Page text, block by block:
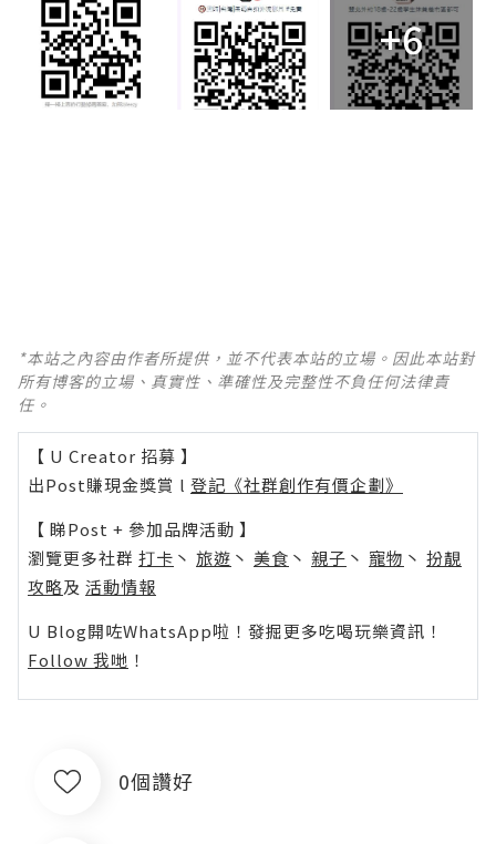
+6
*本站之內容由作者所提供，並不代表本站的立場。因此本站對
所有博客的立場、真實性、準確性及完整性不負任何法律責
任。
【 U Creator 招募 】
出Post賺現金獎賞 l 登記《社群創作有價企劃》
【 睇Post + 參加品牌活動 】
瀏覽更多社群 打卡 丶 旅遊 丶 美食 丶 親子 丶 寵物 丶 扮靚
攻略及 活動情報
U Blog開咗WhatsApp啦！發掘更多吃喝玩樂資訊！
Follow 我哋 ！
0個讚好